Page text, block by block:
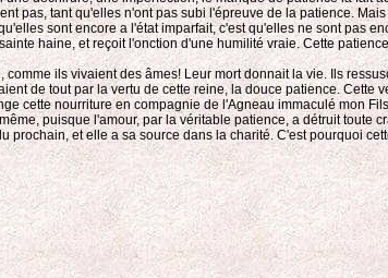
pas, tant qu'elles n'ont pas subi l'épreuve de la patience.
sont encore a l'état imparfait, c'est qu'elles ne sont pas
haine, et reçoit l'onction d'une humilité vraie. Cette
ils vivaient des âmes! Leur mort donnait la vie. Ils
de tout par la vertu de cette reine, la douce patience. Cette
cette nourriture en compagnie de l'Agneau immaculé mon
puisque l'amour, par la véritable patience, a détruit toute
et elle a sa source dans la charité. C'est pourquoi